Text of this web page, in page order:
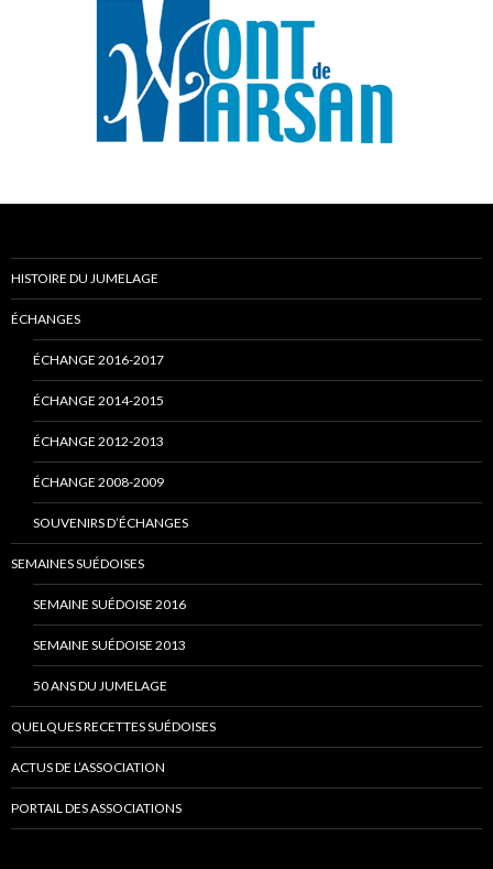
HISTOIRE DU JUMELAGE
ÉCHANGES
ÉCHANGE 2016-2017
ÉCHANGE 2014-2015
ÉCHANGE 2012-2013
ÉCHANGE 2008-2009
SOUVENIRS D’ÉCHANGES
SEMAINES SUÉDOISES
SEMAINE SUÉDOISE 2016
SEMAINE SUÉDOISE 2013
50 ANS DU JUMELAGE
QUELQUES RECETTES SUÉDOISES
ACTUS DE L’ASSOCIATION
PORTAIL DES ASSOCIATIONS